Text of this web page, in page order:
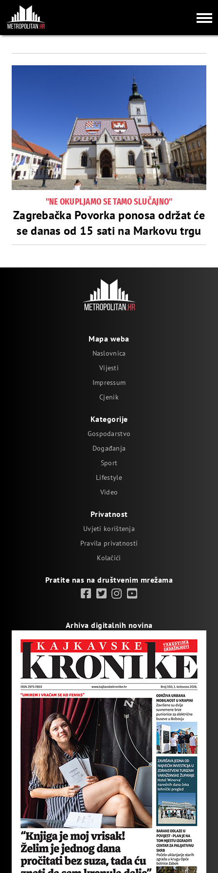
"NE OKUPLJAMO SE TAMO SLUČAJNO"
Zagrebačka Povorka ponosa održat će
se danas od 15 sati na Markovu trgu
Mapa weba
Naslovnica
Vijesti
Impressum
Cjenik
Kategorije
Gospodarstvo
Događanja
Sport
Lifestyle
Video
Privatnost
Uvjeti korištenja
Pravila privatnosti
Kolačići
Pratite nas na društvenim mrežama
Arhiva digitalnih novina